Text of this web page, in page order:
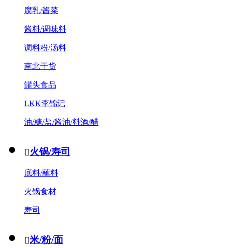
腐乳/酱菜
酱料/调味料
调料粉/汤料
南北干货
罐头食品
LKK李锦记
油/糖/盐/酱油/料酒/醋
火锅/寿司
底料/蘸料
火锅食材
寿司
米/粉/面